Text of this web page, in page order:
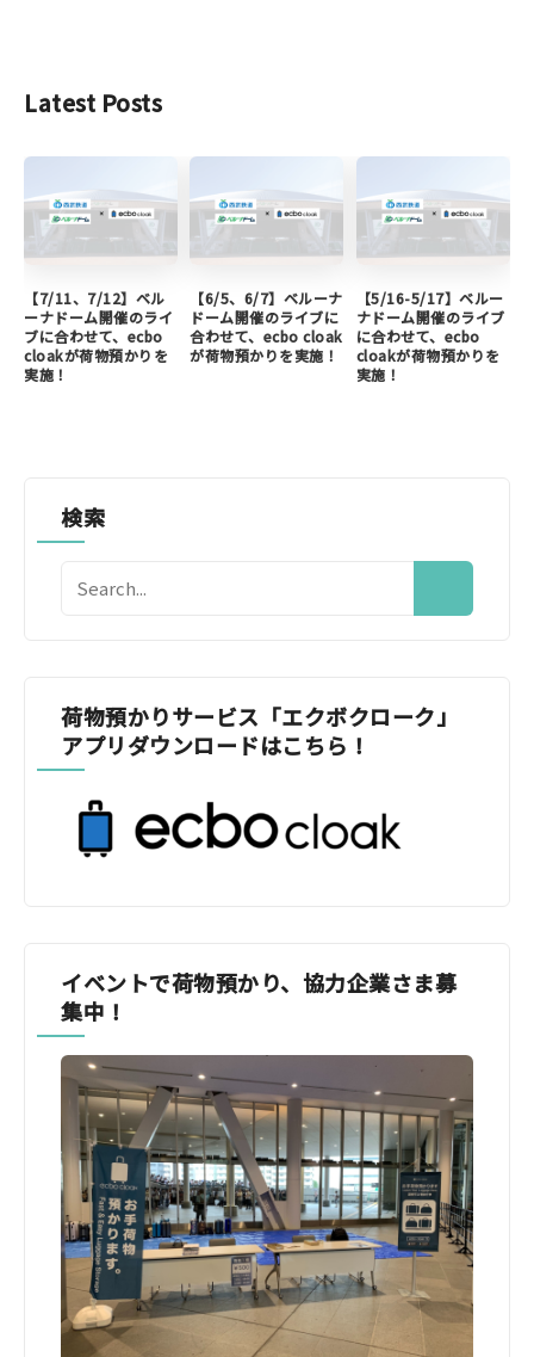
Latest Posts
【7/11、7/12】ベル
ーナドーム開催のライ
ブに合わせて、ecbo
cloakが荷物預かりを
実施！
【6/5、6/7】ベルーナ
ドーム開催のライブに
合わせて、ecbo cloak
が荷物預かりを実施！
【5/16-5/17】ベルー
ナドーム開催のライブ
に合わせて、ecbo
cloakが荷物預かりを
実施！
検索
荷物預かりサービス「エクボクローク」
アプリダウンロードはこちら！
イベントで荷物預かり、協力企業さま募
集中！